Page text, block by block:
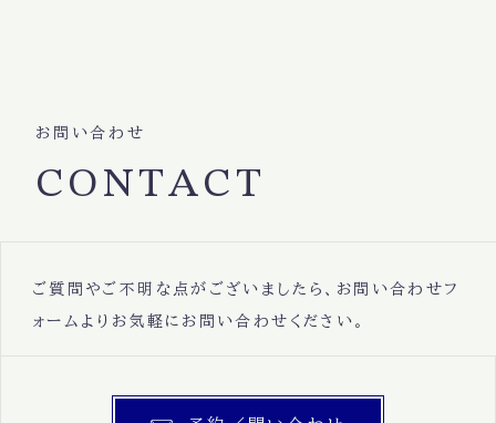
お問い合わせ
CONTACT
ご質問やご不明な点がございましたら、お問い合わせフ
ォームよりお気軽にお問い合わせください。